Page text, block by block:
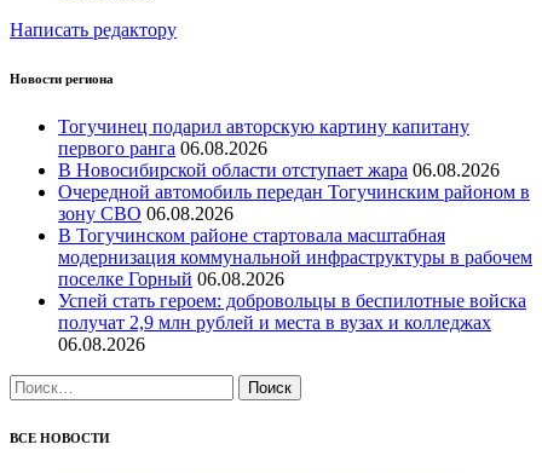
Написать редактору
Новости региона
Тогучинец подарил авторскую картину капитану
первого ранга 06.08.2026
В Новосибирской области отступает жара 06.08.2026
Очередной автомобиль передан Тогучинским районом в
зону СВО 06.08.2026
В Тогучинском районе стартовала масштабная
модернизация коммунальной инфраструктуры в рабочем
поселке Горный 06.08.2026
Успей стать героем: добровольцы в беспилотные войска
получат 2,9 млн рублей и места в вузах и колледжах
06.08.2026
Найти:
ВСЕ НОВОСТИ